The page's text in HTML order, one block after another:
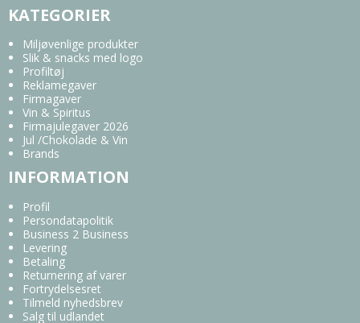
KATEGORIER
Miljøvenlige produkter
Slik & snacks med logo
Profiltøj
Reklamegaver
Firmagaver
Vin & Spiritus
Firmajulegaver 2026
Jul /Chokolade & Vin
Brands
INFORMATION
Profil
Persondatapolitik
Business 2 Business
Levering
Betaling
Returnering af varer
Fortrydelsesret
Tilmeld nyhedsbrev
Salg til udlandet